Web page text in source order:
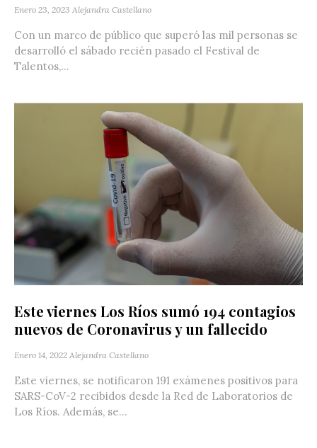
Enero 23, 2023 Alejandra Castellano
Con un marco de público que superó las mil personas se
desarrolló el sábado recién pasado el Festival de
Talentos,...
Este viernes Los Ríos sumó 194 contagios
nuevos de Coronavirus y un fallecido
Enero 14, 2022 Alejandra Castellano
Este viernes, se notificaron 191 exámenes positivos para
SARS-CoV-2 recibidos desde la Red de Laboratorios de
Los Ríos. Además, se...